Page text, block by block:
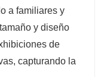
a familiares y
y diseño
de
capturando la